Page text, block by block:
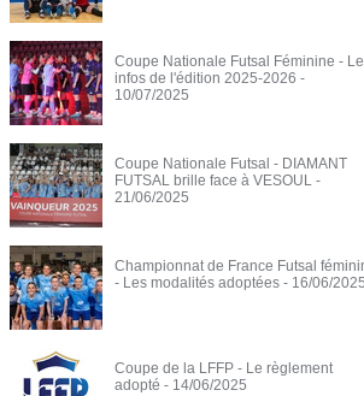
Coupe Nationale Futsal Féminine -
infos de l'édition 2025-2026 -
10/07/2025
Coupe Nationale Futsal - DIAMANT
FUTSAL brille face à VESOUL -
21/06/2025
Championnat de France Futsal
- Les modalités adoptées - 16/06/2025
Coupe de la LFFP - Le règlement
adopté - 14/06/2025